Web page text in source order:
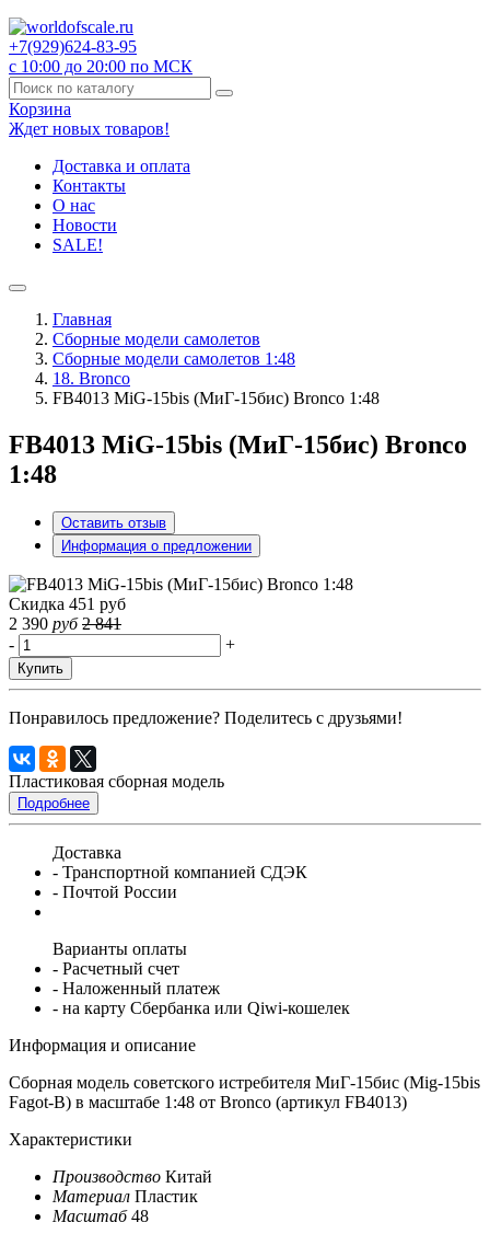
+7(929)624-83-95
с 10:00 до 20:00 по МСК
Корзина
Ждет новых товаров!
Доставка и оплата
Контакты
О нас
Новости
SALE!
Главная
Сборные модели самолетов
Сборные модели самолетов 1:48
18. Bronco
FB4013 MiG-15bis (МиГ-15бис) Bronco 1:48
FB4013 MiG-15bis (МиГ-15бис) Bronco
1:48
Оставить отзыв
Информация о предложении
Скидка 451 руб
2 390 руб 2 841
-
+
Купить
Понравилось предложение? Поделитесь с друзьями!
Пластиковая сборная модель
Подробнее
Доставка
- Транспортной компанией СДЭК
- Почтой России
Варианты оплаты
- Расчетный счет
- Наложенный платеж
- на карту Сбербанка или Qiwi-кошелек
Информация и описание
Сборная модель советского истребителя МиГ-15бис (Mig-15bis
Fagot-B) в масштабе 1:48 от Bronco (артикул FB4013)
Характеристики
Производство Китай
Материал Пластик
Масштаб 48